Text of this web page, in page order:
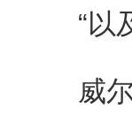
“以及
威尔